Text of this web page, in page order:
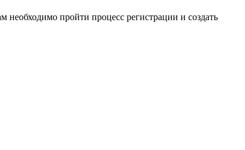
пройти процесс регистрации и создать